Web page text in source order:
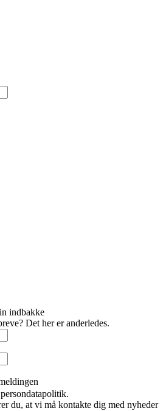
indbakke
Det her er anderledes.
du, at vi må kontakte dig med nyheder